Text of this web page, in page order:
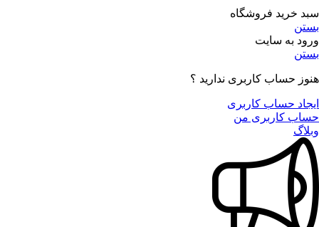
سبد خرید فروشگاه
بستن
ورود به سایت
بستن
هنوز حساب کاربری ندارید ؟
ایجاد حساب کاربری
حساب کاربری من
وبلاگ